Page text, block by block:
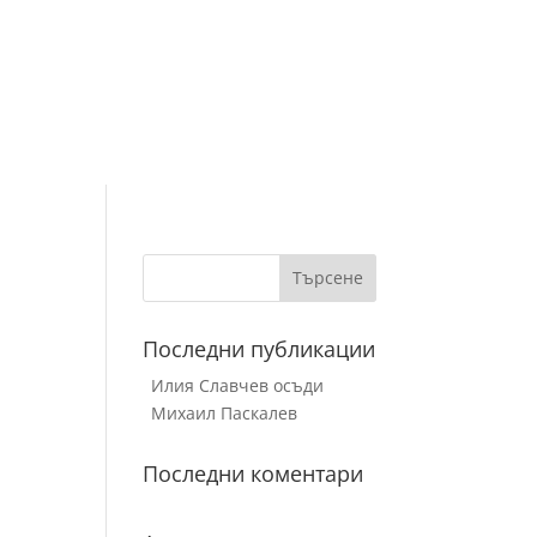
Последни публикации
Илия Славчев осъди
Михаил Паскалев
Последни коментари